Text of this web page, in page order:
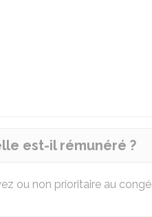
est-il rémunéré ?
ou non prioritaire au congé